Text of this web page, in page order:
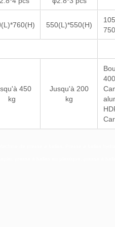
Série TB-0708
550(L)*550(H)
450
kg
Jusqu'à 200
kg